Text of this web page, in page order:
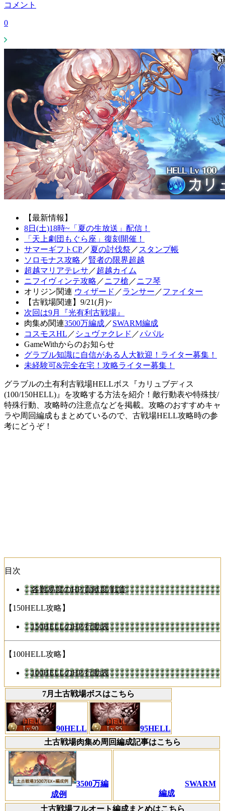
コメント
0
【最新情報】
8日(土)18時~「夏の生放送」配信！
「天上劇団もぐら座」復刻開催！
サマーギフトCP／夏の討伐祭 ／ スタンプ帳
ソロモナス攻略 ／賢者の限界超越
超越マリアテレサ ／超越カイム
ニフイヴィンテ攻略 ／ニフ槍 ／ニフ琴
オリジン関連 ウィザード ／ランサー ／ファイター
【古戦場関連】9/21(月)~
次回は9月『光有利古戦場』
肉集め関連3500万編成／SWARM編成
コスモスHL ／ シュヴァクレド ／パパル
GameWithからのお知らせ
グラブル知識に自信がある人大歓迎！ライター募集！
未経験可&完全在宅！攻略ライター募集！
グラブルの土有利古戦場HELLボス『カリュブディス
(100/150HELL)』を攻略する方法を紹介！敵行動表や特殊技/
特殊行動、攻略時の注意点などを掲載。攻略のおすすめキャ
ラや周回編成もまとめているので、古戦場HELL攻略時の参
考にどうぞ！
目次
各難易度のHP/貢献度/戦貨
【150HELL攻略】
150HELLのHP/行動表
【100HELL攻略】
100HELLのHP/行動表
7月土古戦場ボスはこちら
90HELL
95HELL
土古戦場肉集め周回編成記事はこちら
3500万編
成例
SWARM
編成
土古戦場フルオート編成まとめはこちら